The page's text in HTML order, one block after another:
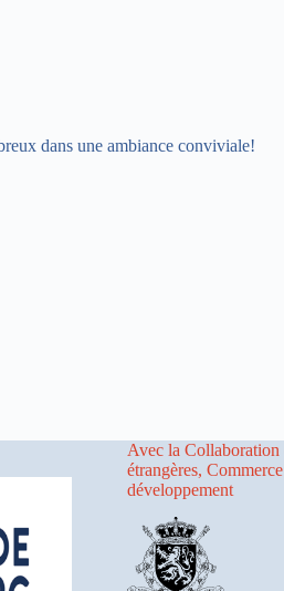
dans une ambiance conviviale!
Avec la
étrangères,
développement